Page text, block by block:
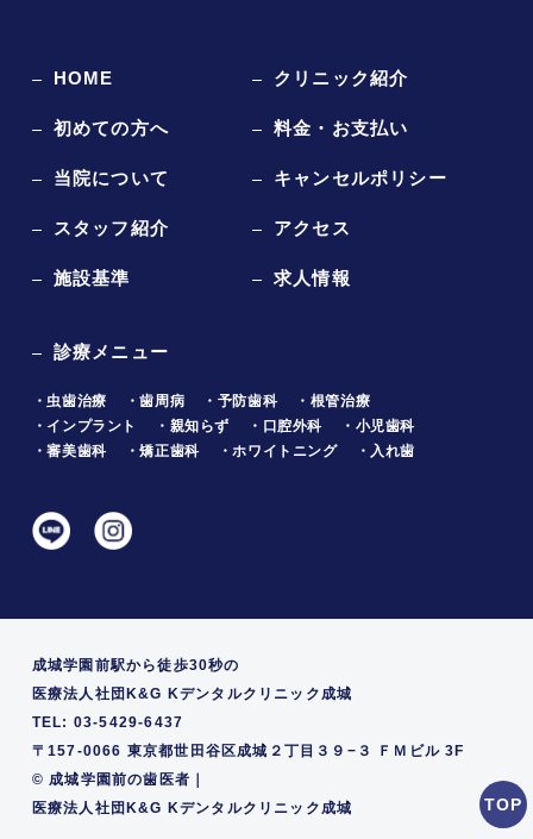
HOME
初めての方へ
当院について
スタッフ紹介
施設基準
クリニック紹介
料金・お支払い
キャンセルポリシー
アクセス
求人情報
診療メニュー
・虫歯治療 ・歯周病 ・予防歯科
・根管治療
・インプラント
・親知らず ・口腔外科
・小児歯科
・審美歯科
・矯正歯科 ・ホワイトニング ・入れ歯
成城学園前駅から徒歩30秒の
医療法人社団K&G Kデンタルクリニック成城
TEL: 03-5429-6437
〒157-0066 東京都世田谷区成城２丁目３９−３ ＦＭビル 3F
©成城学園前の歯医者｜
医療法人社団K&G Kデンタルクリニック成城